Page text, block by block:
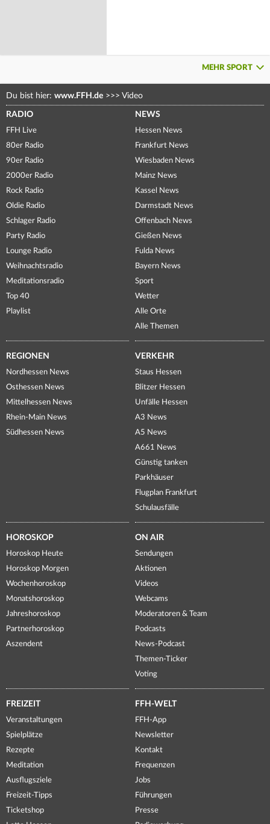
MEHR SPORT
Du bist hier: www.FFH.de >>> Video
RADIO
FFH Live
80er Radio
90er Radio
2000er Radio
Rock Radio
Oldie Radio
Schlager Radio
Party Radio
Lounge Radio
Weihnachtsradio
Meditationsradio
Top 40
Playlist
NEWS
Hessen News
Frankfurt News
Wiesbaden News
Mainz News
Kassel News
Darmstadt News
Offenbach News
Gießen News
Fulda News
Bayern News
Sport
Wetter
Alle Orte
Alle Themen
REGIONEN
Nordhessen News
Osthessen News
Mittelhessen News
Rhein-Main News
Südhessen News
VERKEHR
Staus Hessen
Blitzer Hessen
Unfälle Hessen
A3 News
A5 News
A661 News
Günstig tanken
Parkhäuser
Flugplan Frankfurt
Schulausfälle
HOROSKOP
Horoskop Heute
Horoskop Morgen
Wochenhoroskop
Monatshoroskop
Jahreshoroskop
Partnerhoroskop
Aszendent
ON AIR
Sendungen
Aktionen
Videos
Webcams
Moderatoren & Team
Podcasts
News-Podcast
Themen-Ticker
Voting
FREIZEIT
Veranstaltungen
Spielplätze
Rezepte
Meditation
Ausflugsziele
Freizeit-Tipps
Ticketshop
FFH-WELT
FFH-App
Newsletter
Kontakt
Frequenzen
Jobs
Führungen
Presse